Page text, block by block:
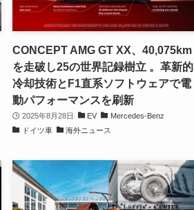
CONCEPT AMG GT XX、40,075km
を走破し25の世界記録樹立 。革新的
冷却技術とF1直系ソフトウェアで電
動パフォーマンスを刷新
2025年8月28日 EV
Mercedes-Benz
ドイツ車
海外ニュース